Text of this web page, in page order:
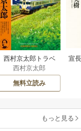
西村京太郎トラベ
ルミステリー・セ
レクション 2巻
西村京太郎
無料立読み
宣
もっと見る